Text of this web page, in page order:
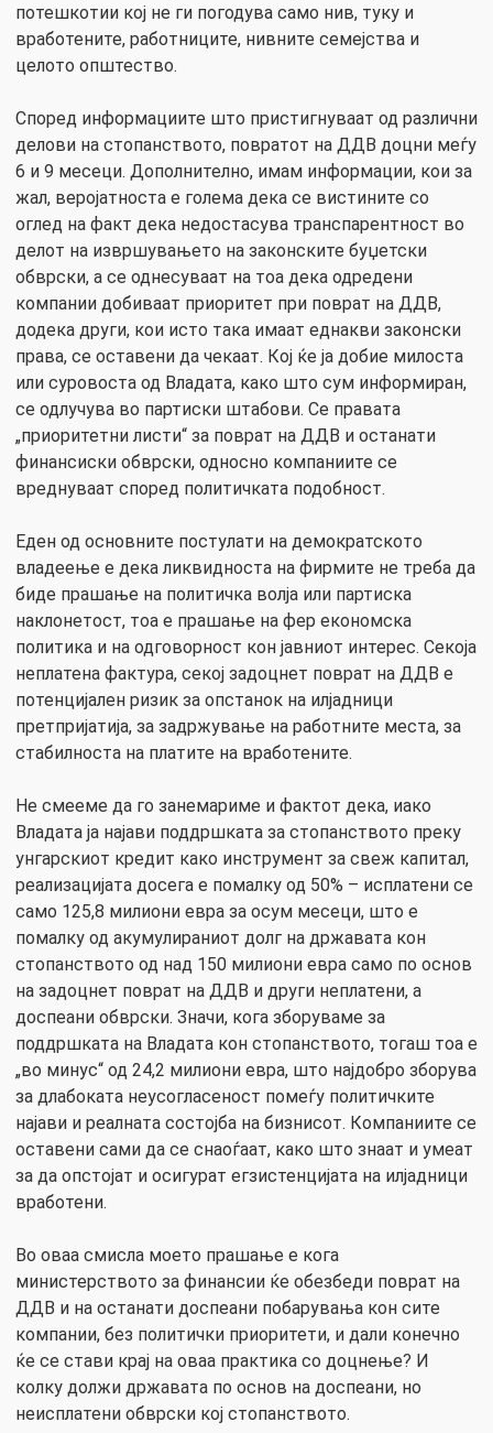
потешкотии кој не ги погодува само нив, туку и
вработените, работниците, нивните семејства и
целото општество.
Според информациите што пристигнуваат од различни
делови на стопанството, повратот на ДДВ доцни меѓу
6 и 9 месеци. Дополнително, имам информации, кои за
жал, веројатноста е голема дека се вистините со
оглед на факт дека недостасува транспарентност во
делот на извршувањето на законските буџетски
обврски, а се однесуваат на тоа дека одредени
компании добиваат приоритет при поврат на ДДВ,
додека други, кои исто така имаат еднакви законски
права, се оставени да чекаат. Кој ќе ја добие милоста
или суровоста од Владата, како што сум информиран,
се одлучува во партиски штабови. Се правата
„приоритетни листи“ за поврат на ДДВ и останати
финансиски обврски, односно компаниите се
вреднуваат според политичката подобност.
Еден од основните постулати на демократското
владеење е дека ликвидноста на фирмите не треба да
биде прашање на политичка волја или партиска
наклонетост, тоа е прашање на фер економска
политика и на одговорност кон јавниот интерес. Секоја
неплатена фактура, секој задоцнет поврат на ДДВ е
потенцијален ризик за опстанок на илјадници
претпријатија, за задржување на работните места, за
стабилноста на платите на вработените.
Не смееме да го занемариме и фактот дека, иако
Владата ја најави поддршката за стопанството преку
унгарскиот кредит како инструмент за свеж капитал,
реализацијата досега е помалку од 50% – исплатени се
само 125,8 милиони евра за осум месеци, што е
помалку од акумулираниот долг на државата кон
стопанството од над 150 милиони евра само по основ
на задоцнет поврат на ДДВ и други неплатени, а
доспеани обврски. Значи, кога зборуваме за
поддршката на Владата кон стопанството, тогаш тоа е
„во минус“ од 24,2 милиони евра, што најдобро зборува
за длабоката неусогласеност помеѓу политичките
најави и реалната состојба на бизнисот. Компаниите се
оставени сами да се снаоѓаат, како што знаат и умеат
за да опстојат и осигурат егзистенцијата на илјадници
вработени.
Во оваа смисла моето прашање е кога
министерството за финансии ќе обезбеди поврат на
ДДВ и на останати доспеани побарувања кон сите
компании, без политички приоритети, и дали конечно
ќе се стави крај на оваа практика со доцнење? И
колку должи државата по основ на доспеани, но
неисплатени обврски кој стопанството.